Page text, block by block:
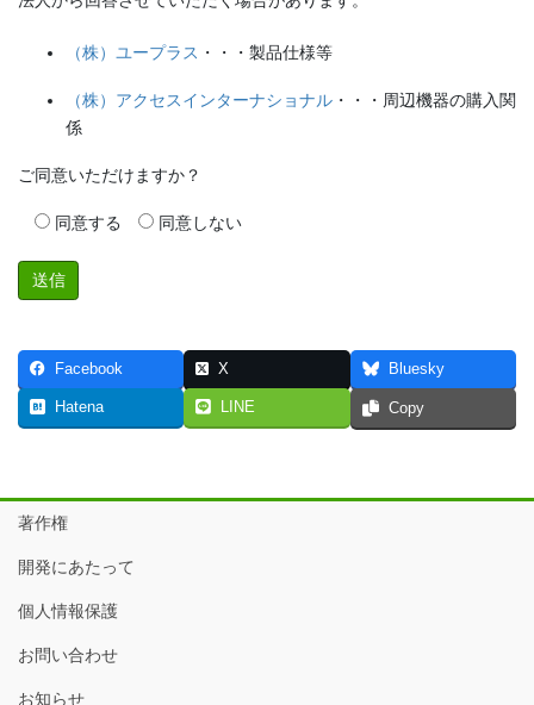
（株）ユープラス ・・・製品仕様等
（株）アクセスインターナショナル ・・・周辺機器の購入関
係
ご同意いただけますか？
同意する 同意しない
Facebook X Bluesky
Hatena LINE Copy
著作権
開発にあたって
個人情報保護
お問い合わせ
お知らせ